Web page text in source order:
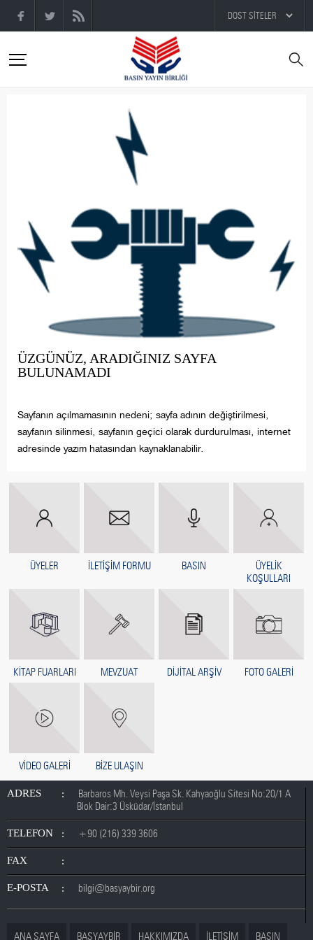
ÜZGÜNÜZ, ARADIĞINIZ SAYFA
BULUNAMADI
Sayfanın açılmamasının nedeni; sayfa adının değiştirilmesi,
sayfanın silinmesi, sayfanın geçici olarak durdurulması, internet
adresinde yazım hatasından kaynaklanabilir.
ÜYELER İLETİŞİM FORMU BASIN
ÜYELİK
KOŞULLARI
KİTAP FUARLARI MEVZUAT DİJİTAL ARŞİV FOTO GALERİ
VİDEO GALERİ BİZE ULAŞIN
ADRES
Barbaros Mh. Veysi Paşa Sk. Kahyaoğlu Sitesi No:20/1 A
Blok Dair:3 Üsküdar/İstanbul
TELEFON +90 (216) 339 3606
FAX
E-POSTA bilgi@basyaybir.org
ANA SAYFA BASYAYBİR HAKKIMIZDA İLETİŞİM BASIN